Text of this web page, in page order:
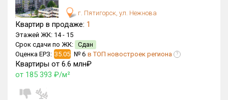
г. Пятигорск, ул. Нежнова
Квартир в продаже: 1
Этажей ЖК: 14 - 15
Срок сдачи по ЖК: Сдан
Оценка ЕРЗ: 35.05 № 6 в ТОП новостроек региона ?
Квартиры от 6.6 млн₽
от 185 393 ₽/м²